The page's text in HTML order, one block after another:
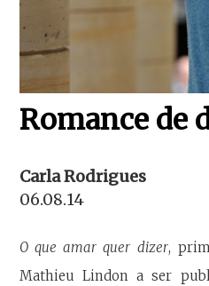
Romance de
Carla Rodrigues
06.08.14
O que amar quer dizer,
Mathieu Lindon a ser